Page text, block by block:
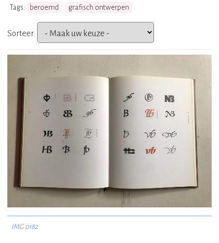
Tags: beroemd grafisch ontwerpen
Sorteer:
IMG 0182